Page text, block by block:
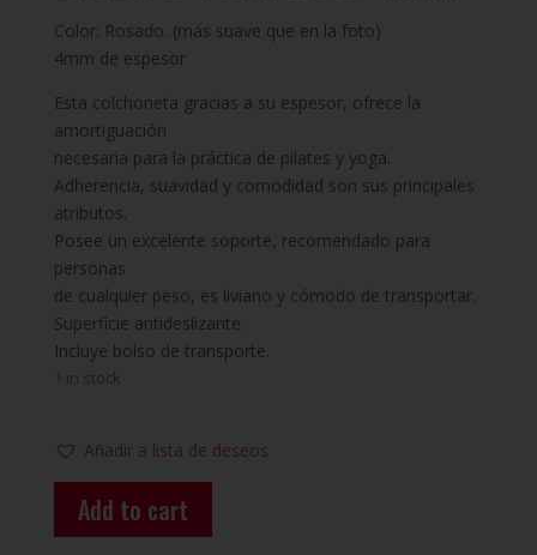
Color: Rosado. (más suave que en la foto)
4mm de espesor
Esta colchoneta gracias a su espesor, ofrece la
amortiguación
necesaria para la práctica de pilates y yoga.
Adherencia, suavidad y comodidad son sus principales
atributos.
Posee un excelente soporte, recomendado para
personas
de cualquier peso, es liviano y cómodo de transportar.
Superficie antideslizante.
Incluye bolso de transporte.
1 in stock
Añadir a lista de deseos
Add to cart